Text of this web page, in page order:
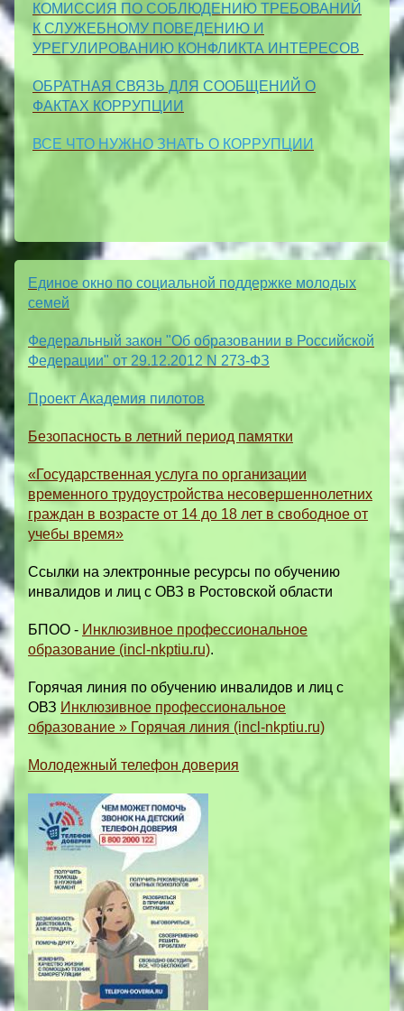
КОМИССИЯ ПО СОБЛЮДЕНИЮ ТРЕБОВАНИЙ
К СЛУЖЕБНОМУ ПОВЕДЕНИЮ И
УРЕГУЛИРОВАНИЮ КОНФЛИКТА ИНТЕРЕСОВ
ОБРАТНАЯ СВЯЗЬ ДЛЯ СООБЩЕНИЙ О
ФАКТАХ КОРРУПЦИИ
ВСЕ ЧТО НУЖНО ЗНАТЬ О КОРРУПЦИИ
Единое окно по социальной поддержке молодых
семей
Федеральный закон "Об образовании в Российской
Федерации" от 29.12.2012 N 273-ФЗ
Проект Академия пилотов
Безопасность в летний период памятки
«Государственная услуга по организации
временного трудоустройства несовершеннолетних
граждан в возрасте от 14 до 18 лет в свободное от
учебы время»
Ссылки на электронные ресурсы по обучению
инвалидов и лиц с ОВЗ в Ростовской области
БПОО - Инклюзивное профессиональное
образование (incl-nkptiu.ru).
Горячая линия по обучению инвалидов и лиц с
ОВЗ Инклюзивное профессиональное
образование » Горячая линия (incl-nkptiu.ru)
Молодежный телефон доверия